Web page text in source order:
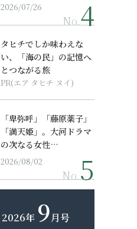
2026/07/26
No.
タヒチでしか味わえな
い、「海の民」の記憶へ
とつながる旅
PR(エア タヒチ ヌイ)
「卑弥呼」「藤原薬子」
「満天姫」。大河ドラマ
の次なる女性…
2026/08/02
No.
2026年 9月号